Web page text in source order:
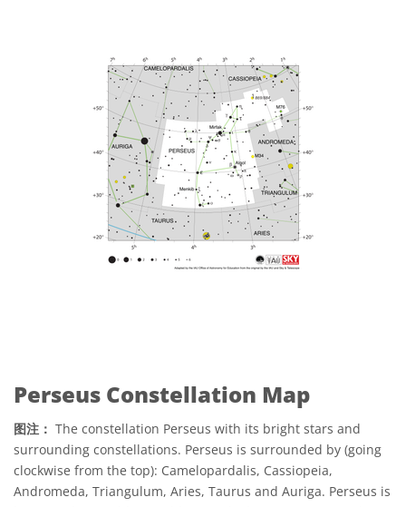
Perseus Constellation Map
图注： The constellation Perseus with its bright stars and
surrounding constellations. Perseus is surrounded by (going
clockwise from the top): Camelopardalis, Cassiopeia,
Andromeda, Triangulum, Aries, Taurus and Auriga. Perseus is